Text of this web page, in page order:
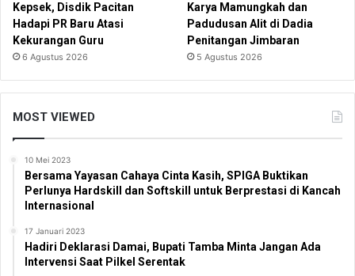
Kepsek, Disdik Pacitan
Hadapi PR Baru Atasi
Kekurangan Guru
6 Agustus 2026
Karya Mamungkah dan
Padudusan Alit di Dadia
Penitangan Jimbaran
5 Agustus 2026
MOST VIEWED
10 Mei 2023
Bersama Yayasan Cahaya Cinta Kasih, SPIGA Buktikan
Perlunya Hardskill dan Softskill untuk Berprestasi di Kancah
Internasional
17 Januari 2023
Hadiri Deklarasi Damai, Bupati Tamba Minta Jangan Ada
Intervensi Saat Pilkel Serentak